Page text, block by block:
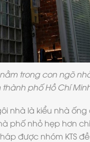
trong con ngõ
thành phố Hồ Chí
nhà là kiểu nhà ống
phốnhỏ hẹp hơn
được nhóm KTS